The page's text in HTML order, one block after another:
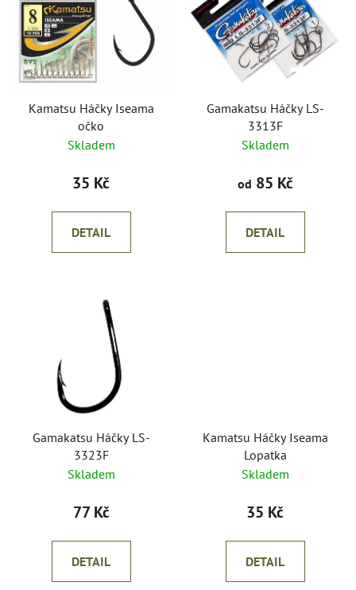
Kamatsu Háčky Iseama
očko
Skladem
35 Kč
DETAIL
Gamakatsu Háčky LS-
3313F
Skladem
od 85 Kč
DETAIL
Gamakatsu Háčky LS-
3323F
Skladem
77 Kč
DETAIL
Kamatsu Háčky Iseama
Lopatka
Skladem
35 Kč
DETAIL